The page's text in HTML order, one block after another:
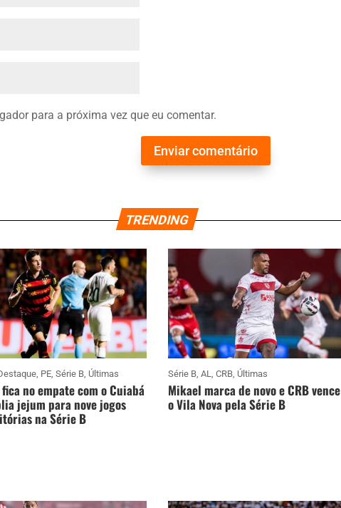
para a próxima vez que eu comentar.
Enviar comentário
TRENDING
, PE, Série B, Últimas
no empate com o Cuiabá
jejum para nove jogos
na Série B
Série B, AL, CRB, Últimas
Mikael marca de novo e CRB vence
o Vila Nova pela Série B